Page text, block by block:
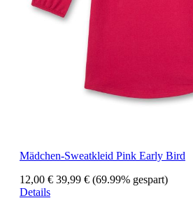
Mädchen-Sweatkleid Pink Early Bird
12,00 € 39,99 € (69.99% gespart)
Details